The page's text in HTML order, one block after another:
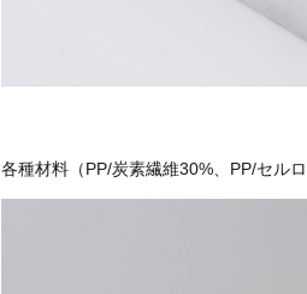
各種材料（PP/炭素繊維30%、PP/セル